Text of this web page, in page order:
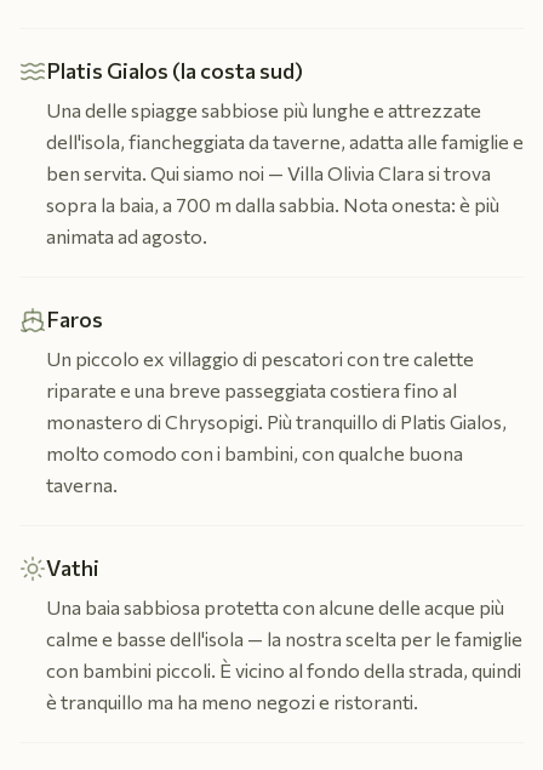
Platis Gialos (la costa sud)
Una delle spiagge sabbiose più lunghe e attrezzate
dell'isola, fiancheggiata da taverne, adatta alle famiglie e
ben servita. Qui siamo noi — Villa Olivia Clara si trova
sopra la baia, a 700 m dalla sabbia. Nota onesta: è più
animata ad agosto.
Faros
Un piccolo ex villaggio di pescatori con tre calette
riparate e una breve passeggiata costiera fino al
monastero di Chrysopigi. Più tranquillo di Platis Gialos,
molto comodo con i bambini, con qualche buona
taverna.
Vathi
Una baia sabbiosa protetta con alcune delle acque più
calme e basse dell'isola — la nostra scelta per le famiglie
con bambini piccoli. È vicino al fondo della strada, quindi
è tranquillo ma ha meno negozi e ristoranti.